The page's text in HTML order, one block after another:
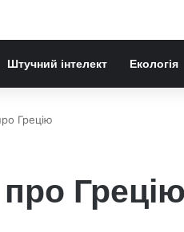
Штучний інтелект Екологія
Грецію
про Грецію